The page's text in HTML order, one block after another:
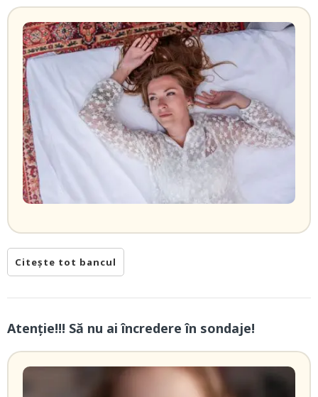
Citește tot bancul
Atenție!!! Să nu ai încredere în sondaje!